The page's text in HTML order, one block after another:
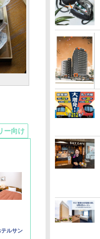
ルサン
ー向け